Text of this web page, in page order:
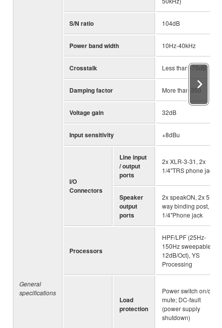
General
specifications
S/N ratio 104dB
Power band width 10Hz-40kHz
Crosstalk Less than -70dB
Damping factor More than 350
Voltage gain 32dB
Input sensitivity +8dBu
I/O
Connectors
Line input
/ output
ports
2x XLR-3-31, 2x
1/4"TRS phone jack
Speaker
output
ports
2x speakON, 2x 5-
way binding post, 2x
1/4"Phone jack
Processors
HPF/LPF (25Hz-
150Hz sweepable,
12dB/Oct), YS
Processing
Load
protection
Power switch on/off
mute; DC-fault
(power supply
shutdown)